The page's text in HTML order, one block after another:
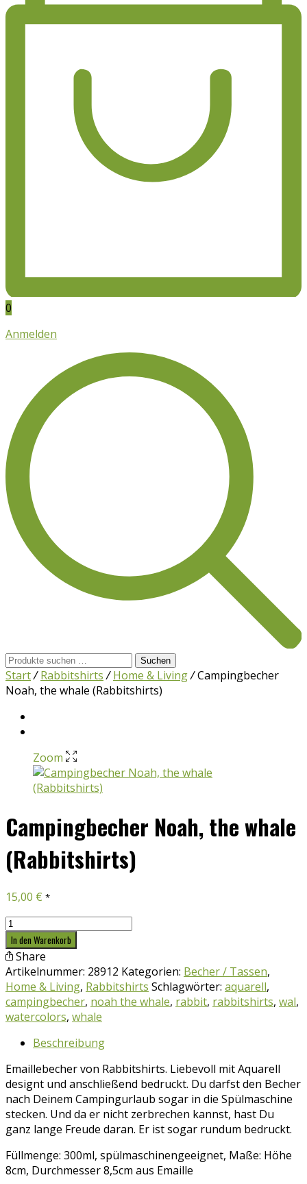
0
Anmelden
Suchen
nach:
Suchen
Start/ Rabbitshirts / Home & Living/Campingbecher
Noah, the whale (Rabbitshirts)
Zoom
Campingbecher Noah, the whale
(Rabbitshirts)
15,00 € *
Campingbecher
Noah,
the
whale
(Rabbitshirts)
Menge
In den Warenkorb
Share
Artikelnummer: 28912 Kategorien: Becher / Tassen,
Home & Living, Rabbitshirts Schlagwörter: aquarell,
campingbecher, noah the whale, rabbit, rabbitshirts, wal,
watercolors, whale
Beschreibung
Emaillebecher von Rabbitshirts. Liebevoll mit Aquarell
designt und anschließend bedruckt. Du darfst den Becher
nach Deinem Campingurlaub sogar in die Spülmaschine
stecken. Und da er nicht zerbrechen kannst, hast Du
ganz lange Freude daran. Er ist sogar rundum bedruckt.
Füllmenge: 300ml, spülmaschinengeeignet, Maße: Höhe
8cm, Durchmesser 8,5cm aus Emaille